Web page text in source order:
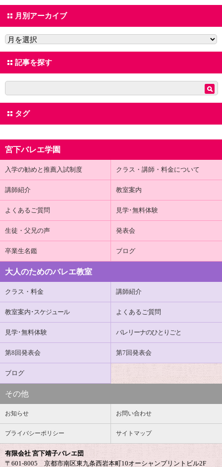
月別アーカイブ
記事を探す
タグ
宮下バレエ学園
入学の勧めと推薦入試制度 クラス・講師・料金について
講師紹介 教室案内
よくあるご質問 見学･無料体験
生徒・父兄の声 発表会
卒業生名鑑 ブログ
大人のためのバレエ教室
クラス・料金 講師紹介
教室案内 ･スケジュール よくあるご質問
見学･無料体験 バレリーナのひとりごと
第8回発表会 第7回発表会
ブログ
その他
お知らせ お問い合わせ
プライバシーポリシー サイトマップ
有限会社 宮下靖子バレエ団
〒601-8005 京都市南区東九条西岩本町10オーシャンプリントビル2F